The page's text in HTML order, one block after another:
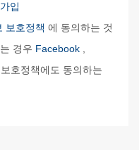
입
보호정책 에 동의하는 것
경우 Facebook
호정책에도 동의하는